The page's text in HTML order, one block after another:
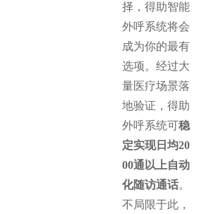
择，得助智能
外呼系统将会
成为你的最有
选项。经过大
量医疗场景落
地验证，得助
外呼系统可稳
定实现日均20
00通以上自动
化随访通话。
不局限于此，